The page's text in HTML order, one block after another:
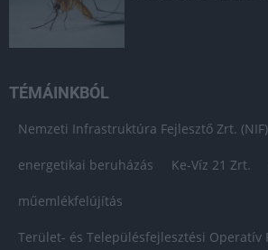
TÉMÁINKBÓL
Nemzeti Infrastruktúra Fejlesztő Zrt. (NIF)
energetikai beruházás Ke-Víz 21 Zrt.
műemlékfelújítás
Terület- és Településfejlesztési Operatív